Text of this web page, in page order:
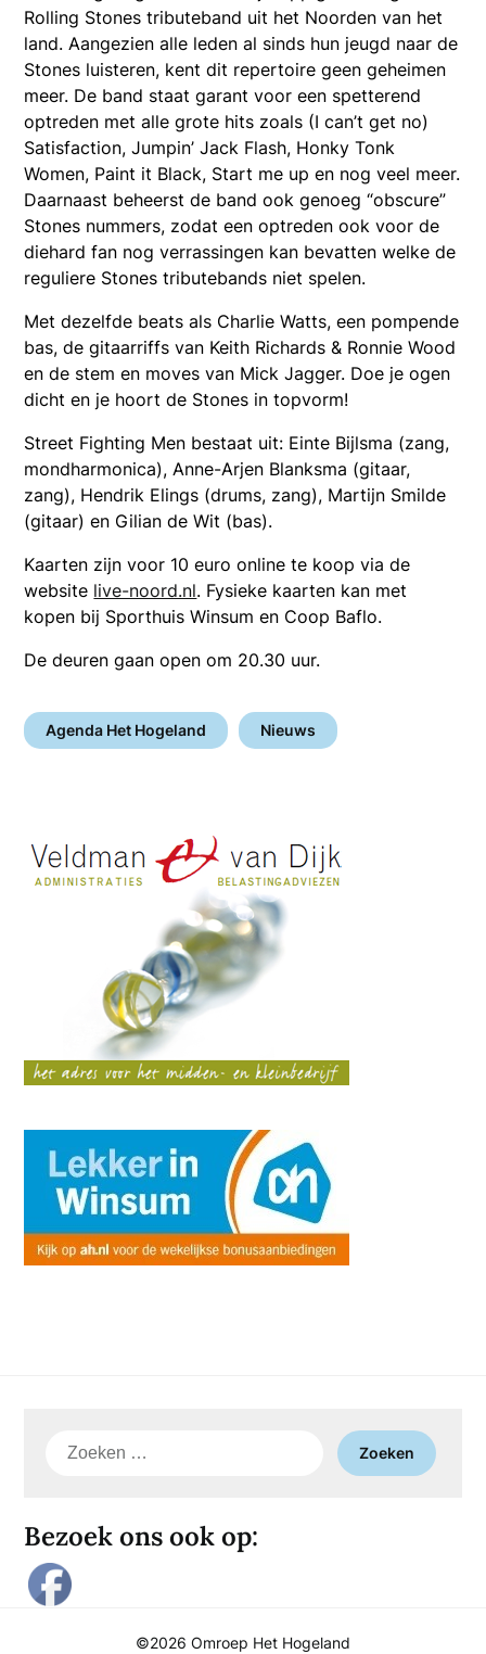
Rolling Stones tributeband uit het Noorden van het
land. Aangezien alle leden al sinds hun jeugd naar de
Stones luisteren, kent dit repertoire geen geheimen
meer. De band staat garant voor een spetterend
optreden met alle grote hits zoals (I can’t get no)
Satisfaction, Jumpin’ Jack Flash, Honky Tonk
Women, Paint it Black, Start me up en nog veel meer.
Daarnaast beheerst de band ook genoeg “obscure”
Stones nummers, zodat een optreden ook voor de
diehard fan nog verrassingen kan bevatten welke de
reguliere Stones tributebands niet spelen.
Met dezelfde beats als Charlie Watts, een pompende
bas, de gitaarriffs van Keith Richards & Ronnie Wood
en de stem en moves van Mick Jagger. Doe je ogen
dicht en je hoort de Stones in topvorm!
Street Fighting Men bestaat uit: Einte Bijlsma (zang,
mondharmonica), Anne-Arjen Blanksma (gitaar,
zang), Hendrik Elings (drums, zang), Martijn Smilde
(gitaar) en Gilian de Wit (bas).
Kaarten zijn voor 10 euro online te koop via de
website live-noord.nl. Fysieke kaarten kan met
kopen bij Sporthuis Winsum en Coop Baflo.
De deuren gaan open om 20.30 uur.
Agenda Het Hogeland Nieuws
Zoeken
Bezoek ons ook op:
©2026 Omroep Het Hogeland